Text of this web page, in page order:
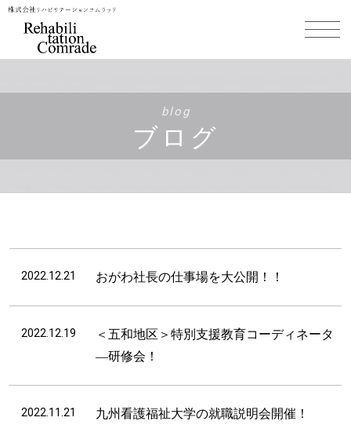
blog
ブログ
2022.12.21 おがわ社長の仕事場を大公開！！
2022.12.19
＜五和地区＞特別支援教育コーディネータ
―研修会！
2022.11.21 九州看護福祉大学の就職説明会開催！